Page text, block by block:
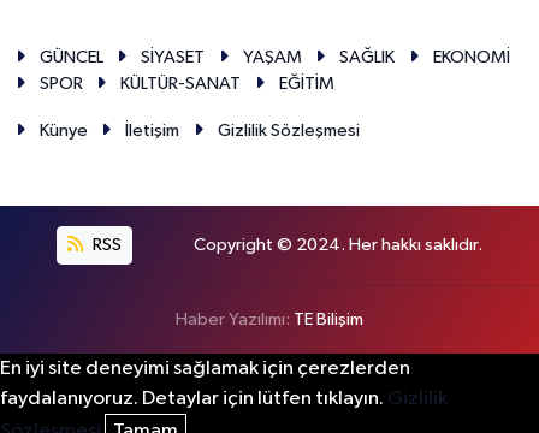
GÜNCEL SİYASET YAŞAM SAĞLIK
EKONOMİ
SPOR
KÜLTÜR-SANAT EĞİTİM
Künye İletişim Gizlilik Sözleşmesi
RSS Copyright © 2024. Her hakkı saklıdır.
Haber Yazılımı: TE Bilişim
En iyi site deneyimi sağlamak için çerezlerden
faydalanıyoruz. Detaylar için lütfen tıklayın. Gizlilik